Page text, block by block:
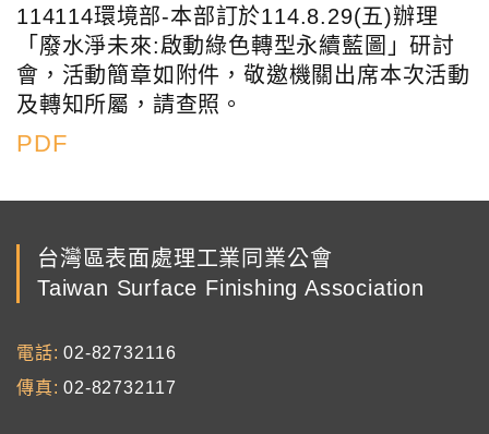
114114環境部-本部訂於114.8.29(五)辦理
「廢水淨未來:啟動綠色轉型永續藍圖」研討
會，活動簡章如附件，敬邀機關出席本次活動
及轉知所屬，請查照。
PDF
台灣區表面處理工業同業公會
Taiwan Surface Finishing Association
電話
02-82732116
傳真
02-82732117